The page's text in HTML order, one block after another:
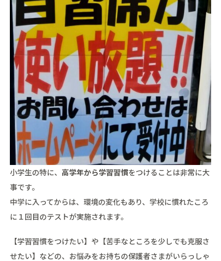
小学生の特に、 高学年から学習習慣をつけることは非常に大
事です。
中学に入ってからは、環境の変化もあり、学校に慣れたころ
に１回目のテストが実施されます。
【学習習慣をつけたい】や【苦手なところを少しでも克服さ
せたい】などの、お悩みをお持ちの保護者さまがいらっしゃ